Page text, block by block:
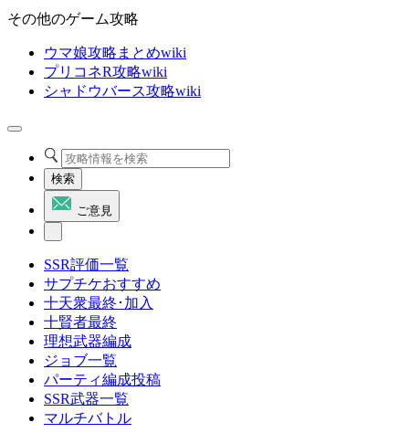
その他のゲーム攻略
ウマ娘攻略まとめwiki
プリコネR攻略wiki
シャドウバース攻略wiki
検索
ご意見
SSR評価一覧
サプチケおすすめ
十天衆最終･加入
十賢者最終
理想武器編成
ジョブ一覧
パーティ編成投稿
SSR武器一覧
マルチバトル